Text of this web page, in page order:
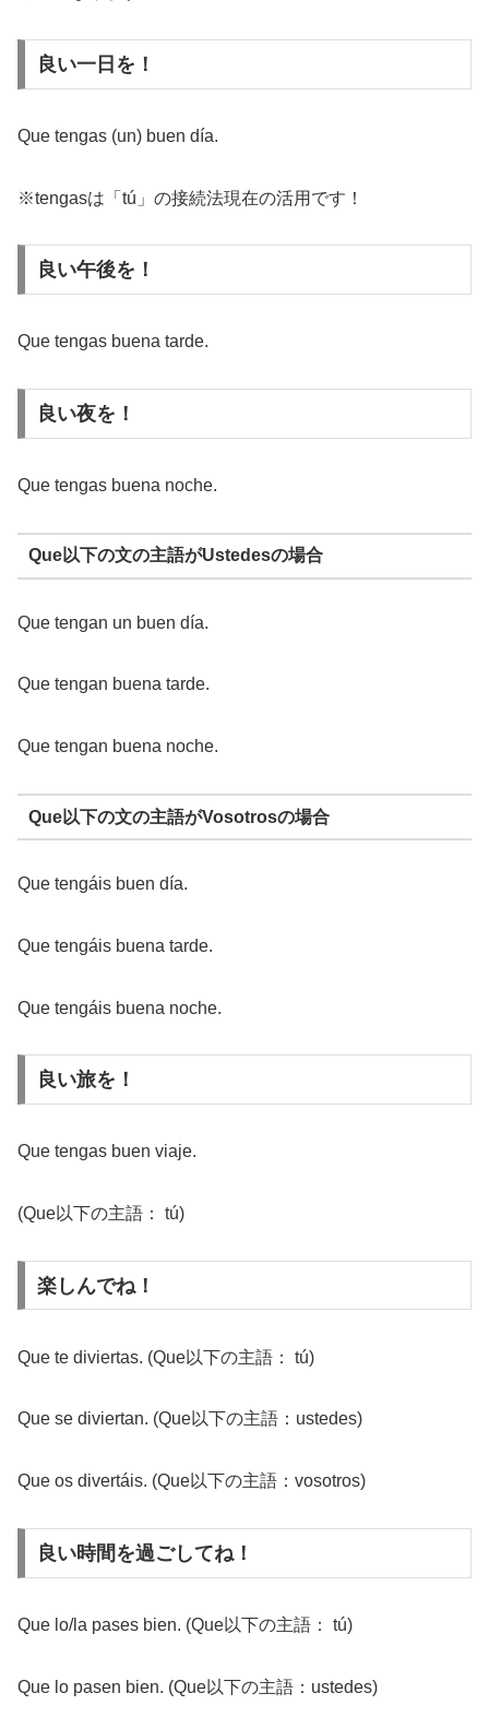
良い一日を！
Que tengas (un) buen día.
※tengasは「tú」の接続法現在の活用です！
良い午後を！
Que tengas buena tarde.
良い夜を！
Que tengas buena noche.
Que以下の文の主語がUstedesの場合
Que tengan un buen día.
Que tengan buena tarde.
Que tengan buena noche.
Que以下の文の主語がVosotrosの場合
Que tengáis buen día.
Que tengáis buena tarde.
Que tengáis buena noche.
良い旅を！
Que tengas buen viaje.
(Que以下の主語： tú)
楽しんでね！
Que te diviertas. (Que以下の主語： tú)
Que se diviertan. (Que以下の主語：ustedes)
Que os divertáis. (Que以下の主語：vosotros)
良い時間を過ごしてね！
Que lo/la pases bien. (Que以下の主語： tú)
Que lo pasen bien. (Que以下の主語：ustedes)